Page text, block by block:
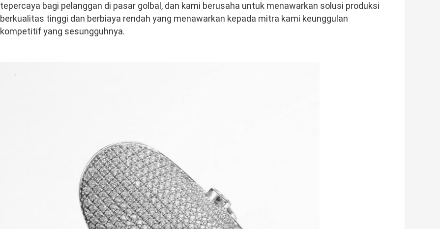
tepercaya bagi pelanggan di pasar golbal, dan kami berusaha untuk menawarkan solusi produksi
berkualitas tinggi dan berbiaya rendah yang menawarkan kepada mitra kami keunggulan
kompetitif yang sesungguhnya.